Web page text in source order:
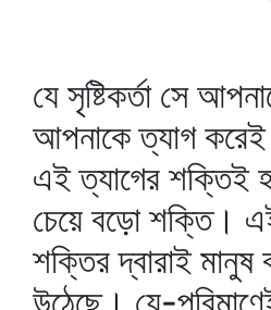
যে সৃষ্টিকর্তা সে
আপনাকে ত্যাগ করেই
এই ত্যাগের শক্তিই
চেয়ে বড়ো শক্তি।
শক্তির দ্বারাই